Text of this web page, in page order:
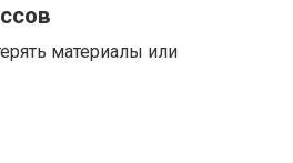
материалы или